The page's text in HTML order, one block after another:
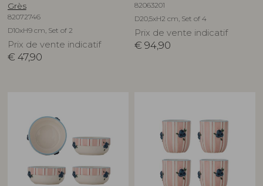
Grès
82072746
D10xH9 cm, Set of 2
Prix de vente indicatif
€ 47,90
82063201
D20,5xH2 cm, Set of 4
Prix de vente indicatif
€ 94,90